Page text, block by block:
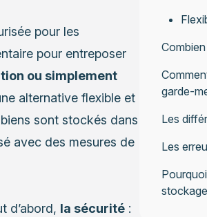
pour les
pour entreposer
ou simplement
alternative flexible et
sont stockés dans
avec des mesures de
d’abord, la sécurité:
garde-
Les
Les